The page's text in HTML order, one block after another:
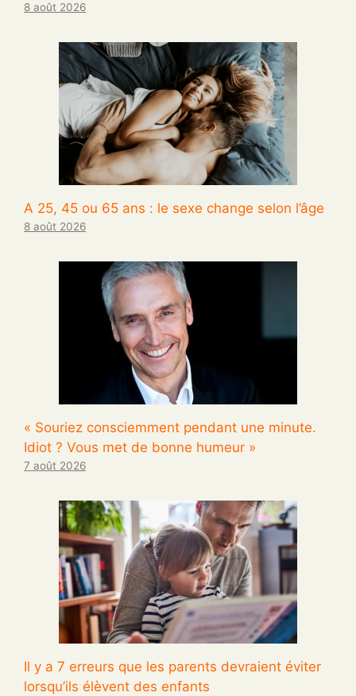
8 août 2026
A 25, 45 ou 65 ans : le sexe change selon l’âge
8 août 2026
« Souriez consciemment pendant une minute.
Idiot ? Vous met de bonne humeur »
7 août 2026
Il y a 7 erreurs que les parents devraient éviter
lorsqu’ils élèvent des enfants